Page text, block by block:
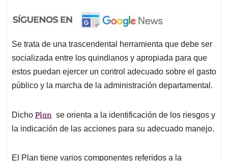
Se trata de una trascendental herramienta que debe ser
socializada entre los quindianos y apropiada para que
estos puedan ejercer un control adecuado sobre el gasto
público y la marcha de la administración departamental.
Dicho Plan se orienta a la identificación de los riesgos y
la indicación de las acciones para su adecuado manejo.
El Plan tiene varios componentes referidos a la